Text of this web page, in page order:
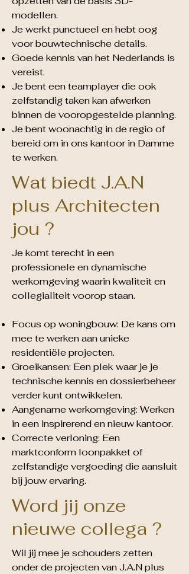
modellen.
Je werkt punctueel en hebt oog
voor bouwtechnische details.
Goede kennis van het Nederlands is
vereist.
Je bent een teamplayer die ook
zelfstandig taken kan afwerken
binnen de vooropgestelde planning.
Je bent woonachtig in de regio of
bereid om in ons kantoor in Damme
te werken.
Wat biedt J.A.N
plus Architecten
jou ?
Je komt terecht in een
professionele en dynamische
werkomgeving waarin kwaliteit en
collegialiteit voorop staan.
Focus op woningbouw: De kans om
mee te werken aan unieke
residentiële projecten.
Groeikansen: Een plek waar je je
technische kennis en dossierbeheer
verder kunt ontwikkelen.
Aangename werkomgeving: Werken
in een inspirerend en nieuw kantoor.
Correcte verloning: Een
marktconform loonpakket of
zelfstandige vergoeding die aansluit
bij jouw ervaring.
Word jij onze
nieuwe collega ?
Wil jij mee je schouders zetten
onder de projecten van J.A.N plus